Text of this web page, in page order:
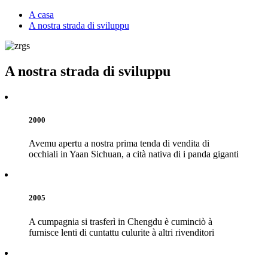
A casa
A nostra strada di sviluppu
A nostra strada di sviluppu
2000
Avemu apertu a nostra prima tenda di vendita di
occhiali in Yaan Sichuan, a cità nativa di i panda giganti
2005
A cumpagnia si trasferì in Chengdu è cuminciò à
furnisce lenti di cuntattu culurite à altri rivenditori